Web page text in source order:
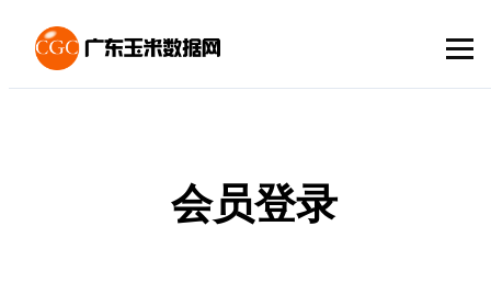
会员登录